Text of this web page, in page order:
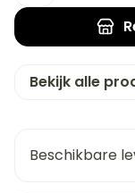
Bekijk alle
Beschikbare